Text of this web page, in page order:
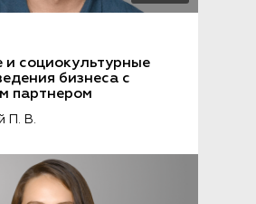
и социокультурные
бизнеса с
партнером
П. В.